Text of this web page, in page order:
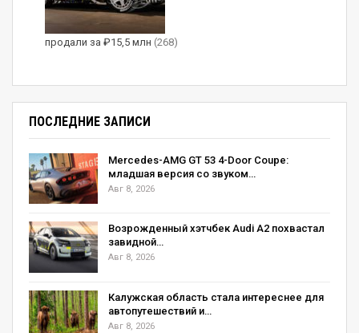
Источник: автоновостной портал
(Visited 1 399 times, 1 visits today)
продали за ₽15,5 млн (268)
ПОСЛЕДНИЕ ЗАПИСИ
Mercedes-AMG GT 53 4-Door Coupe:
младшая версия со звуком…
Авг 8, 2026
Возрожденный хэтчбек Audi A2 похвастал
завидной…
Авг 8, 2026
Калужская область стала интереснее для
автопутешествий и…
Авг 8, 2026